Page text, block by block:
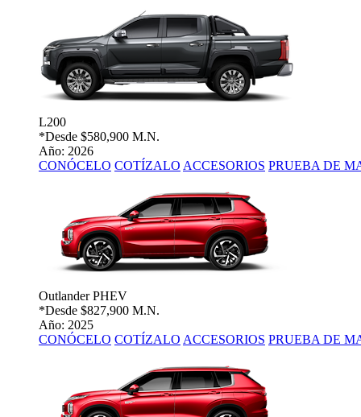
L200
*Desde $580,900 M.N.
Año: 2026
CONÓCELO COTÍZALO ACCESORIOS PRUEBA DE
Outlander PHEV
*Desde $827,900 M.N.
Año: 2025
CONÓCELO COTÍZALO ACCESORIOS PRUEBA DE